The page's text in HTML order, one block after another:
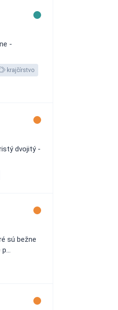
-
krajčírstvo
dvojitý -
sú bežne